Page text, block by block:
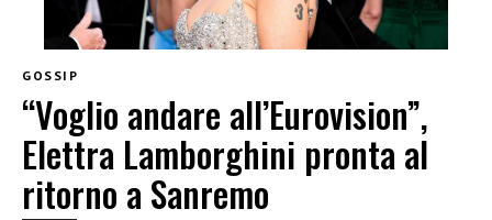
GOSSIP
“Voglio andare all’Eurovision”,
Elettra Lamborghini pronta al
ritorno a Sanremo